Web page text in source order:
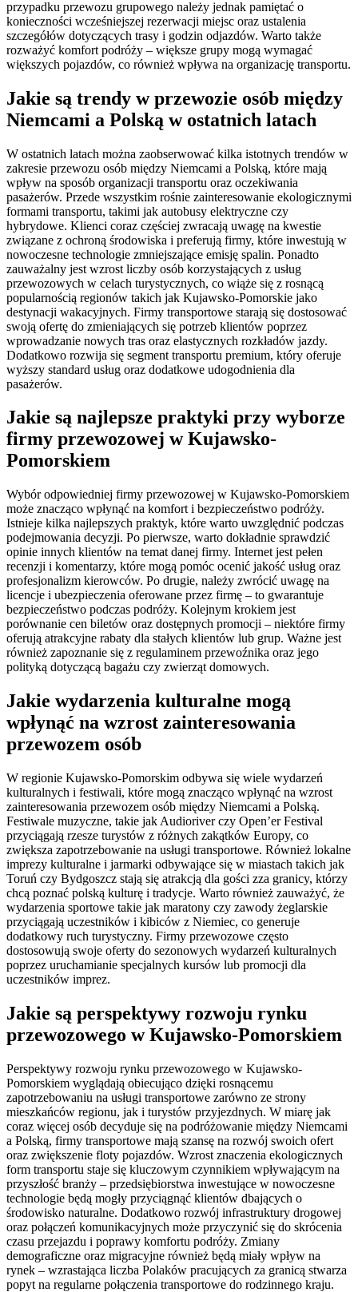
przypadku przewozu grupowego należy jednak pamiętać o
konieczności wcześniejszej rezerwacji miejsc oraz ustalenia
szczegółów dotyczących trasy i godzin odjazdów. Warto także
rozważyć komfort podróży – większe grupy mogą wymagać
większych pojazdów, co również wpływa na organizację transportu.
Jakie są trendy w przewozie osób między
Niemcami a Polską w ostatnich latach
W ostatnich latach można zaobserwować kilka istotnych trendów w
zakresie przewozu osób między Niemcami a Polską, które mają
wpływ na sposób organizacji transportu oraz oczekiwania
pasażerów. Przede wszystkim rośnie zainteresowanie ekologicznymi
formami transportu, takimi jak autobusy elektryczne czy
hybrydowe. Klienci coraz częściej zwracają uwagę na kwestie
związane z ochroną środowiska i preferują firmy, które inwestują w
nowoczesne technologie zmniejszające emisję spalin. Ponadto
zauważalny jest wzrost liczby osób korzystających z usług
przewozowych w celach turystycznych, co wiąże się z rosnącą
popularnością regionów takich jak Kujawsko-Pomorskie jako
destynacji wakacyjnych. Firmy transportowe starają się dostosować
swoją ofertę do zmieniających się potrzeb klientów poprzez
wprowadzanie nowych tras oraz elastycznych rozkładów jazdy.
Dodatkowo rozwija się segment transportu premium, który oferuje
wyższy standard usług oraz dodatkowe udogodnienia dla
pasażerów.
Jakie są najlepsze praktyki przy wyborze
firmy przewozowej w Kujawsko-
Pomorskiem
Wybór odpowiedniej firmy przewozowej w Kujawsko-Pomorskiem
może znacząco wpłynąć na komfort i bezpieczeństwo podróży.
Istnieje kilka najlepszych praktyk, które warto uwzględnić podczas
podejmowania decyzji. Po pierwsze, warto dokładnie sprawdzić
opinie innych klientów na temat danej firmy. Internet jest pełen
recenzji i komentarzy, które mogą pomóc ocenić jakość usług oraz
profesjonalizm kierowców. Po drugie, należy zwrócić uwagę na
licencje i ubezpieczenia oferowane przez firmę – to gwarantuje
bezpieczeństwo podczas podróży. Kolejnym krokiem jest
porównanie cen biletów oraz dostępnych promocji – niektóre firmy
oferują atrakcyjne rabaty dla stałych klientów lub grup. Ważne jest
również zapoznanie się z regulaminem przewoźnika oraz jego
polityką dotyczącą bagażu czy zwierząt domowych.
Jakie wydarzenia kulturalne mogą
wpłynąć na wzrost zainteresowania
przewozem osób
W regionie Kujawsko-Pomorskim odbywa się wiele wydarzeń
kulturalnych i festiwali, które mogą znacząco wpłynąć na wzrost
zainteresowania przewozem osób między Niemcami a Polską.
Festiwale muzyczne, takie jak Audioriver czy Open’er Festival
przyciągają rzesze turystów z różnych zakątków Europy, co
zwiększa zapotrzebowanie na usługi transportowe. Również lokalne
imprezy kulturalne i jarmarki odbywające się w miastach takich jak
Toruń czy Bydgoszcz stają się atrakcją dla gości zza granicy, którzy
chcą poznać polską kulturę i tradycje. Warto również zauważyć, że
wydarzenia sportowe takie jak maratony czy zawody żeglarskie
przyciągają uczestników i kibiców z Niemiec, co generuje
dodatkowy ruch turystyczny. Firmy przewozowe często
dostosowują swoje oferty do sezonowych wydarzeń kulturalnych
poprzez uruchamianie specjalnych kursów lub promocji dla
uczestników imprez.
Jakie są perspektywy rozwoju rynku
przewozowego w Kujawsko-Pomorskiem
Perspektywy rozwoju rynku przewozowego w Kujawsko-
Pomorskiem wyglądają obiecująco dzięki rosnącemu
zapotrzebowaniu na usługi transportowe zarówno ze strony
mieszkańców regionu, jak i turystów przyjezdnych. W miarę jak
coraz więcej osób decyduje się na podróżowanie między Niemcami
a Polską, firmy transportowe mają szansę na rozwój swoich ofert
oraz zwiększenie floty pojazdów. Wzrost znaczenia ekologicznych
form transportu staje się kluczowym czynnikiem wpływającym na
przyszłość branży – przedsiębiorstwa inwestujące w nowoczesne
technologie będą mogły przyciągnąć klientów dbających o
środowisko naturalne. Dodatkowo rozwój infrastruktury drogowej
oraz połączeń komunikacyjnych może przyczynić się do skrócenia
czasu przejazdu i poprawy komfortu podróży. Zmiany
demograficzne oraz migracyjne również będą miały wpływ na
rynek – wzrastająca liczba Polaków pracujących za granicą stwarza
popyt na regularne połączenia transportowe do rodzinnego kraju.